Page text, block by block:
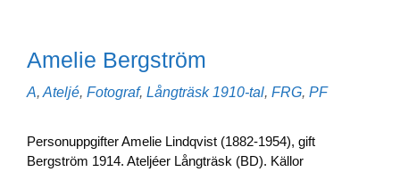
Amelie Bergström
Kategorier
A, Ateljé, Fotograf, Långträsk Etiketter
1910-tal, FRG, PF
Personuppgifter Amelie Lindqvist (1882-1954), gift
Bergström 1914. Ateljéer Långträsk (BD). Källor